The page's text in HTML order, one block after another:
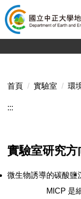
跳
到
主
內
首頁 實驗室 環
:::
實驗室研究方
微生物誘導的碳酸鹽
MICP 是